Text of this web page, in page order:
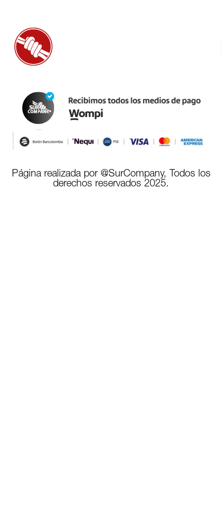
Página realizada por @SurCompany, Todos los
derechos reservados 2025.